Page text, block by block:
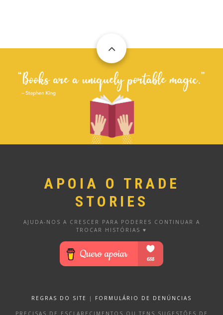
APOIA O TRADE
STORIES
AJUDA-NOS A CRESCER PARA PODERES CONTINUAR A
TROCAR HISTÓRIAS ♥
REGRAS DO SITE | FORMULÁRIO DE DENÚNCIAS
PRECISAS DE ESCLARECIMENTOS OU TENS SUGESTÕES DE